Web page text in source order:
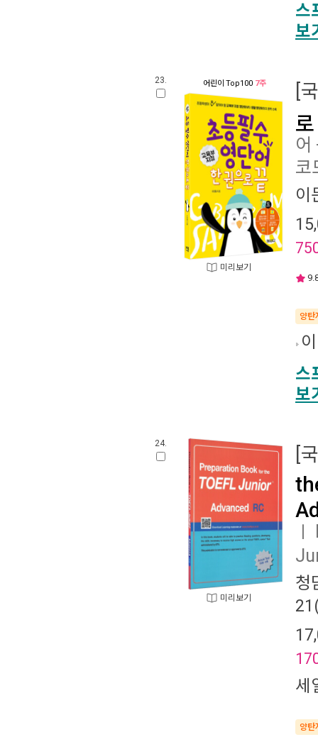
스
보
23. 어린이 Top100 7주
미리보기
[
어
코
이
양탄
스
보
24.
미리보기
[
청
세
양탄